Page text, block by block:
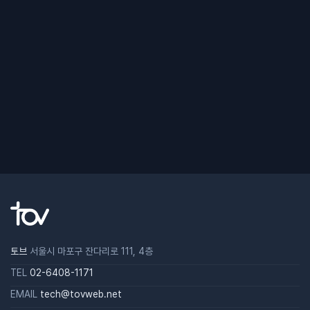
토브 서울시 마포구 잔다리로 111, 4층
TEL 02-6408-1171
EMAIL tech@tovweb.net